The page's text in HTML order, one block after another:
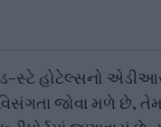
સ્ટે હોટેલ્સનો
વિસંગતા જોવા મળે